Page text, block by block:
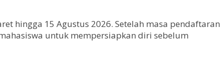
hingga 15 Agustus 2026. Setelah masa pendaftaran
untuk mempersiapkan diri sebelum